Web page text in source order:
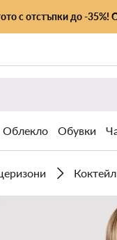
с отстъпки до -35%!
Облекло Обувки